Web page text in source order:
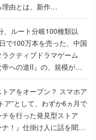
由とは。新作
』で初タッグを組
人に訊く開発秘話
、ルート分岐100種類以
で100万本を売った、中国
クティブドラマゲーム
帝への道II』の、規模が違
デューサーに聞いた
オープン？ スマホア
ア”として、わずか6ヵ月で
を行った発見型ストア
ナ！』仕掛け人に話を聞い